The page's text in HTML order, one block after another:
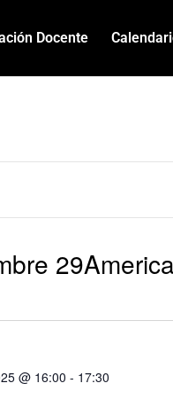
Docente
@ 16:00 - 17:30